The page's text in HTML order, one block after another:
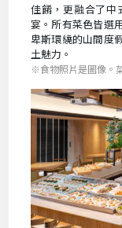
佳餚，更融合了中
宴。所有菜色皆選
卑斯環繞的山間度
土魅力。
※食物照片是圖像。